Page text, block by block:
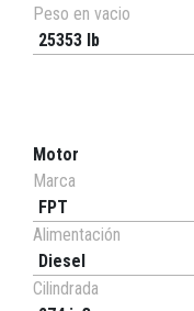
Peso en vacio
25353 lb
Motor
Marca
FPT
Alimentación
Diesel
Cilindrada